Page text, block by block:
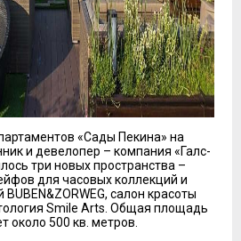
«Сады Пекина» на
и девелопер – компания «Галс-
три новых пространства –
для часовых коллекций и
салон красоты
Smile Arts. Общая площадь
около 500 кв. метров.